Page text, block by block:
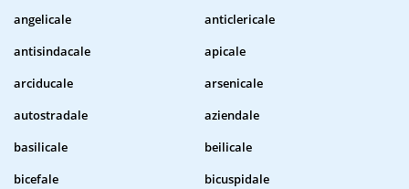
angelicale
anticlericale
antisindacale
apicale
arciducale
arsenicale
autostradale
aziendale
basilicale
beilicale
bicefale
bicuspidale